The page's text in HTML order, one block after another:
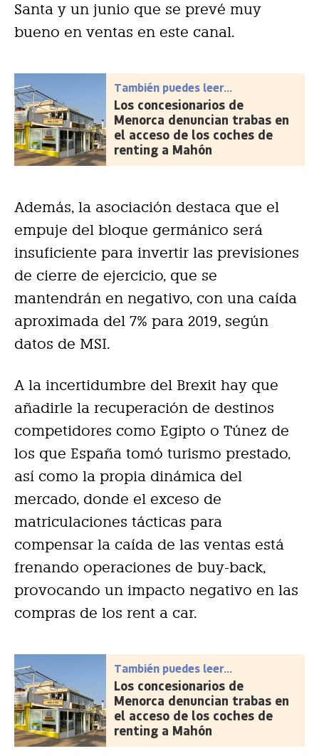
Santa y un junio que se prevé muy
bueno en ventas en este canal.
También puedes leer...
Los concesionarios de
Menorca denuncian trabas en
el acceso de los coches de
renting a Mahón
Además, la asociación destaca que el
empuje del bloque germánico será
insuficiente para invertir las previsiones
de cierre de ejercicio, que se
mantendrán en negativo, con una caída
aproximada del 7% para 2019, según
datos de MSI.
A la incertidumbre del Brexit hay que
añadirle la recuperación de destinos
competidores como Egipto o Túnez de
los que España tomó turismo prestado,
así como la propia dinámica del
mercado, donde el exceso de
matriculaciones tácticas para
compensar la caída de las ventas está
frenando operaciones de buy-back,
provocando un impacto negativo en las
compras de los rent a car.
También puedes leer...
Los concesionarios de
Menorca denuncian trabas en
el acceso de los coches de
renting a Mahón